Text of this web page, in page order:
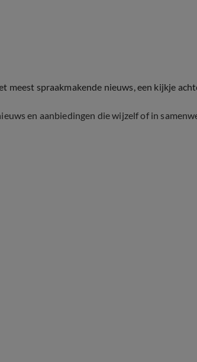
spraakmakende nieuws, een kijkje
en aanbiedingen die wijzelf of in